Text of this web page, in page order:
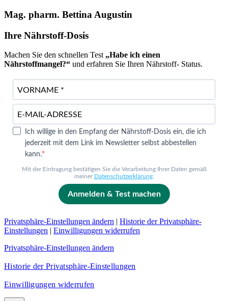
Mag. pharm. Bettina Augustin
Ihre Nährstoff-Dosis
Machen Sie den schnellen Test „Habe ich einen
Nährstoffmangel?“ und erfahren Sie Ihren Nährstoff- Status.
Ich willige in den Empfang der Nährstoff-Dosis ein, die ich
jederzeit mit dem Link im Newsletter selbst abbestellen
kann.
Mit der Eintragung bestätigen Sie die Verarbeitung Ihrer Daten gemäß
meiner Datenschutzerklärung.
Anmelden & Test machen
Privatsphäre-Einstellungen ändern | Historie der Privatsphäre-
Einstellungen | Einwilligungen widerrufen
Privatsphäre-Einstellungen ändern
Historie der Privatsphäre-Einstellungen
Einwilligungen widerrufen